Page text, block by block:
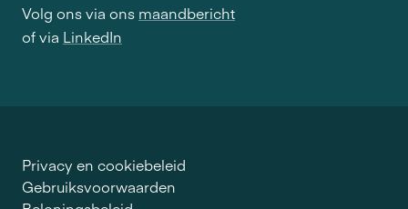
Volg ons via ons maandbericht
of via LinkedIn
Privacy en cookiebeleid
Gebruiksvoorwaarden